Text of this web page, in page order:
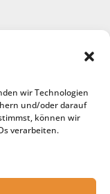
wir Technologien
und/oder darauf
können wir
verarbeiten.